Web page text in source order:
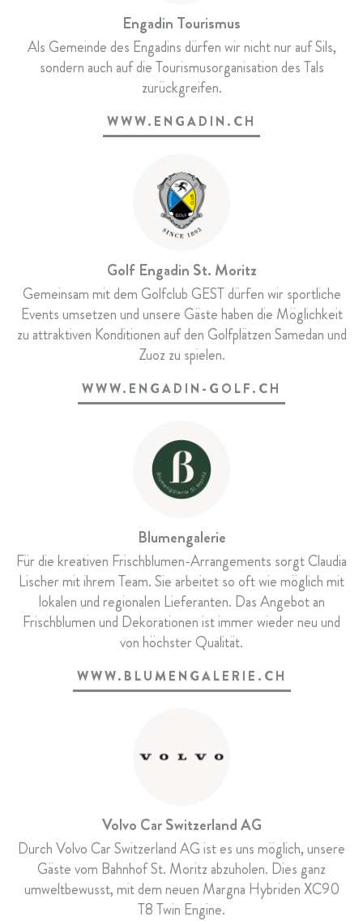
Engadin Tourismus
Als Gemeinde des Engadins dürfen wir nicht nur auf Sils,
sondern auch auf die Tourismusorganisation des Tals
zurückgreifen.
WWW.ENGADIN.CH
Golf Engadin St. Moritz
Gemeinsam mit dem Golfclub GEST dürfen wir sportliche
Events umsetzen und unsere Gäste haben die Möglichkeit
zu attraktiven Konditionen auf den Golfplätzen Samedan und
Zuoz zu spielen.
WWW.ENGADIN-GOLF.CH
Blumengalerie
Für die kreativen Frischblumen-Arrangements sorgt Claudia
Lischer mit ihrem Team. Sie arbeitet so oft wie möglich mit
lokalen und regionalen Lieferanten. Das Angebot an
Frischblumen und Dekorationen ist immer wieder neu und
von höchster Qualität.
WWW.BLUMENGALERIE.CH
Volvo Car Switzerland AG
Durch Volvo Car Switzerland AG ist es uns möglich, unsere
Gäste vom Bahnhof St. Moritz abzuholen. Dies ganz
umweltbewusst, mit dem neuen Margna Hybriden XC90
T8 Twin Engine.